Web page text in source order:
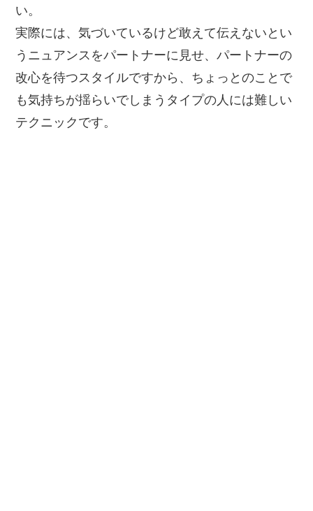
い。
実際には、気づいているけど敢えて伝えないとい
うニュアンスをパートナーに見せ、パートナーの
改心を待つスタイルですから、ちょっとのことで
も気持ちが揺らいでしまうタイプの人には難しい
テクニックです。